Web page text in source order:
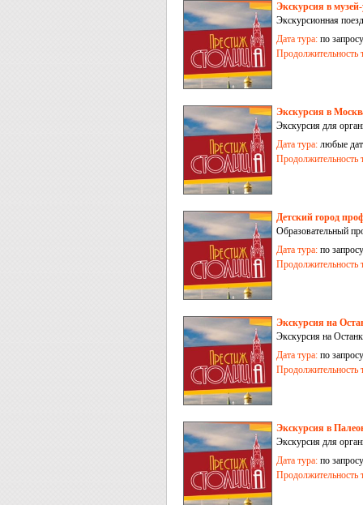
Экскурсия в
Экскурсионная
Дата тура: по запросу
Продолжительность
Экскурсия в
Экскурсия для
Дата тура: любые
Продолжительность
Детский город
Образовательный
Дата тура: по запросу
Продолжительность
Экскурсия на
Экскурсия на
Дата тура: по запросу
Продолжительность
Экскурсия в
Экскурсия для
Дата тура: по запросу
Продолжительность